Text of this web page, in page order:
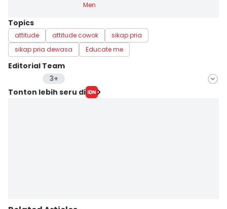
Men
Topics
attitude attitude cowok
sikap pria
sikap pria dewasa
Educate me
Editorial Team
3+
Editor
Tonton lebih seru di